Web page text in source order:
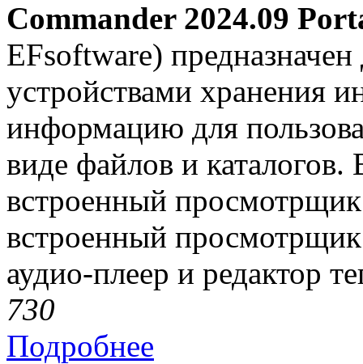
Commander 2024.09
EFsoftware)
устройствами хранения
информацию для
виде файлов и
встроенный
встроенный
аудио-плеер и редактор
730
Подробнее